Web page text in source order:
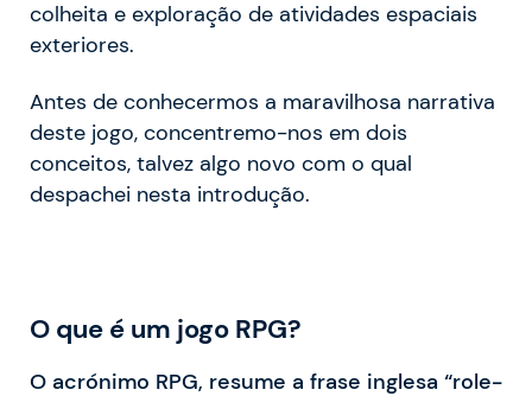
colheita e exploração de atividades espaciais
exteriores.
Antes de conhecermos a maravilhosa narrativa
deste jogo, concentremo-nos em dois
conceitos, talvez algo novo com o qual
despachei nesta introdução.
O que é um jogo RPG?
O acrónimo RPG, resume a frase inglesa “role-